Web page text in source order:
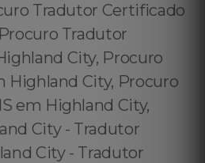
Tradutor Certificado
Tradutor
City, Procuro
Highland City, Procuro
em Highland City,
City - Tradutor
City - Tradutor